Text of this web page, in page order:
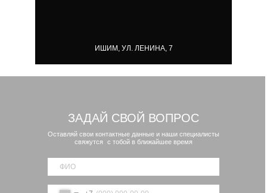
ЗАДАЙ СВОЙ ВОПРОС
ИШИМ, УЛ. ЛЕНИНА, 7
Оставляй свои контактные данные и наши специалисты
свяжутся с тобой в ближайшее время